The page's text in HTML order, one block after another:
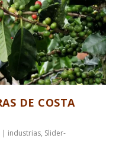
DE COSTA
| industrias, Slider-